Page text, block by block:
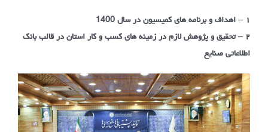
۱ – اهداف و برنامه های کمیسیون در سال 1400
۲ – تحقیق و پژوهش لازم در زمینه های کسب و کار استان در قالب بانک
اطلاعاتی صنایع